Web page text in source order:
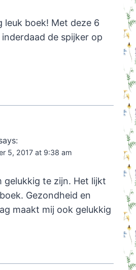
leuk boek! Met deze 6
de spijker op
5, 2017 at 9:38 am
gelukkig te zijn. Het lijkt
Gezondheid en
maakt mij ook gelukkig